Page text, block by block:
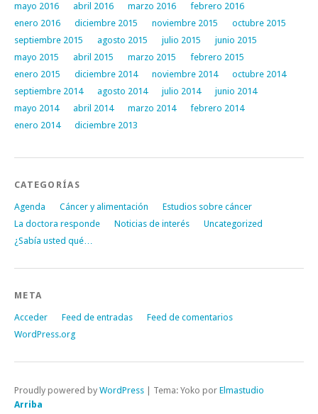
mayo 2016
abril 2016 marzo 2016
febrero 2016
enero 2016
diciembre 2015 noviembre 2015
octubre 2015
septiembre 2015
agosto 2015 julio 2015
junio 2015
mayo 2015
abril 2015 marzo 2015
febrero 2015
enero 2015
diciembre 2014 noviembre 2014
octubre 2014
septiembre 2014
agosto 2014 julio 2014
junio 2014
mayo 2014
abril 2014 marzo 2014
febrero 2014
enero 2014
diciembre 2013
CATEGORÍAS
Agenda Cáncer y alimentación
Estudios sobre cáncer
La doctora responde
Noticias de interés
Uncategorized
¿Sabía usted qué…
META
Acceder Feed de entradas
Feed de comentarios
WordPress.org
Proudly powered by WordPress Tema: Yoko por Elmastudio
Arriba